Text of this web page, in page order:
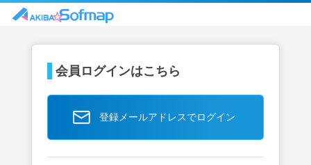
会員ログインはこちら
登録メールアドレスでログイン